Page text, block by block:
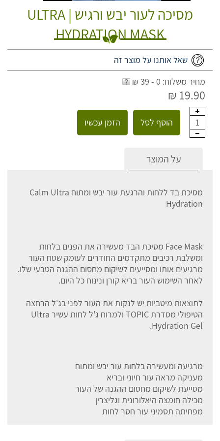
מסיכה לעור יבש ורגיש | ULTRA
HYDRATION MASK
שאל אותנו על מוצר זה
מחיר משלוח: 0 - 39 ₪
19.90 ₪
1 הוסף לסל הזמן עכשיו
על המוצר
מסיכת בד ללחות והרגעת עור יבש ומתוח Calm Ultra
Hydration
Face Mask מסיכת הבד מעשירה את הפנים בלחות
ומשלבת רכיבים מתקדמים החודרים לעומק שטח העור
מרגיעים אותו ומסייעים לשיקום מחסום ההגנה הטבעי שלו.
לאחר השימוש העור בריא קורן ונינוח כל היום.
לתוצאות מיטביות יש לנקות את העור לפני בג'ל הרחצה
הטיפולי מסדרת TOPIC ולמרוח ג'ל לחות עשיר Ultra
Hydration Gel.
מרגיעה ומעשירה בלחות עור יבש ומתוח
מעניקה מראה עור חיוני ובריא
מסייעת לשיקום מחסום ההגנה של העור
מכילה חומצה היאלורונית וגליצרין
מפחיתה תסמיני עור חסר לחות